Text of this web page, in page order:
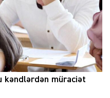
kəndlərdən müraciət